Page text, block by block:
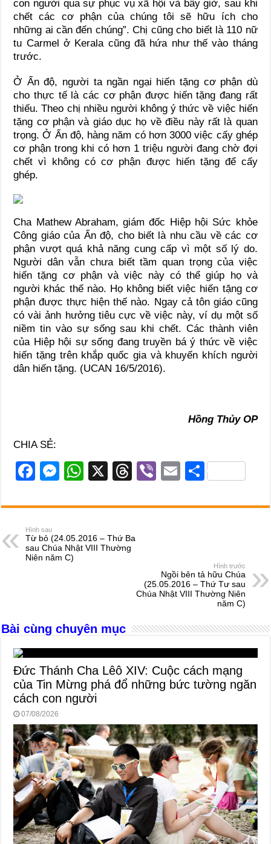
con người qua sự phục vụ xã hội và bây giờ, sau khi
chết các cơ phận của chúng tôi sẽ hữu ích cho
những ai cần đến chúng”. Chị cũng cho biết là 110 nữ
tu Carmel ở Kerala cũng đã hứa như thế vào tháng
trước.
Ở Ấn độ, người ta ngần ngại hiến tặng cơ phận dù
cho thực tế là các cơ phận được hiến tặng đang rất
thiếu. Theo chị nhiều người không ý thức về việc hiến
tặng cơ phận và giáo dục họ về điều này rất là quan
trọng. Ở Ấn độ, hàng năm có hơn 3000 việc cấy ghép
cơ phận trong khi có hơn 1 triệu người đang chờ đợi
chết vì không có cơ phận được hiến tặng để cấy
ghép.
Cha Mathew Abraham, giám đốc Hiệp hội Sức khỏe
Công giáo của Ấn độ, cho biết là nhu cầu về các cơ
phận vượt quá khả năng cung cấp vì một số lý do.
Người dân vẫn chưa biết tầm quan trọng của việc
hiến tặng cơ phận và việc này có thể giúp họ và
người khác thế nào. Họ không biết việc hiến tặng cơ
phận được thực hiện thế nào. Ngay cả tôn giáo cũng
có vài ảnh hưởng tiêu cực về việc này, ví dụ một số
niềm tin vào sự sống sau khi chết. Các thành viên
của Hiệp hội sự sống đang truyền bá ý thức về việc
hiến tặng trên khắp quốc gia và khuyến khích người
dân hiến tặng. (UCAN 16/5/2016).
Hồng Thủy OP
CHIA SẺ:
F
c
e
b
o
M
ss
n
g
W
at
A
X
T
e
d
Vi
er
E
ail
S
ar
Hình sau
Từ bỏ (24.05.2016 – Thứ Ba
sau Chúa Nhật VIII Thường
Niên năm C)
Hình trước
Ngồi bên tả hữu Chúa
(25.05.2016 – Thứ Tư sau
Chúa Nhật VIII Thường Niên
năm C)
Bài cùng chuyên mục
Đức Thánh Cha Lêô XIV: Cuộc cách mạng
của Tin Mừng phá đổ những bức tường ngăn
cách con người
07/08/2026